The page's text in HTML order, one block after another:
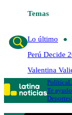
Temas
Lo último
Perú Decide
Valentina
Política
Te ayudo
Deportes